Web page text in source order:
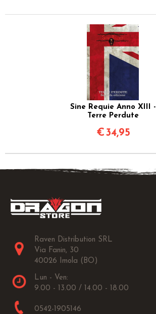
Sine Requie Anno XIII -
Terre Perdute
€34,95
Raven Distribution SRL
Via Fanin, 30
40026 Imola (BO)
Lun - Ven:
9.00 - 13.00 / 14.00 - 18.00
0542-1905146